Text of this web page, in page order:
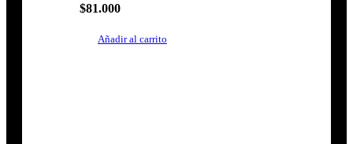
$81.000
Añadir al carrito